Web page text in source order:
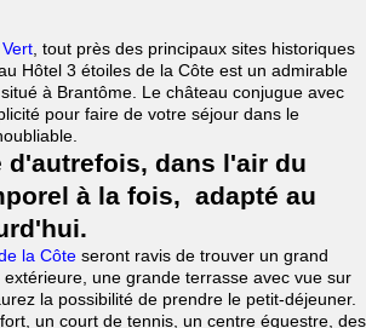
, tout près des principaux sites historiques
Hôtel 3 étoiles de la Côte est un admirable
à Brantôme. Le château conjugue avec
pour faire de votre séjour dans le
d'autrefois, dans l'air du
à la fois, adapté au
la Côte seront ravis de trouver un grand
une grande terrasse avec vue sur
la possibilité de prendre le petit-déjeuner.
un court de tennis, un centre équestre, des